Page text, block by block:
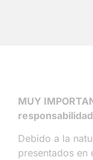
MUY
responsabilidad
Debido a la
presentados en